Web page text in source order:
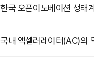
한국 오픈이노베이션 생태
국내 액셀러레이터(AC)의